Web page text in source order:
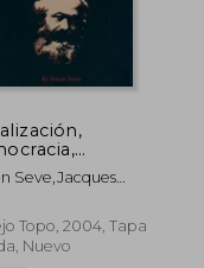
Un
Marxista en
Plural
Seve,Jacques
Topo, 2004, Tapa
Nuevo